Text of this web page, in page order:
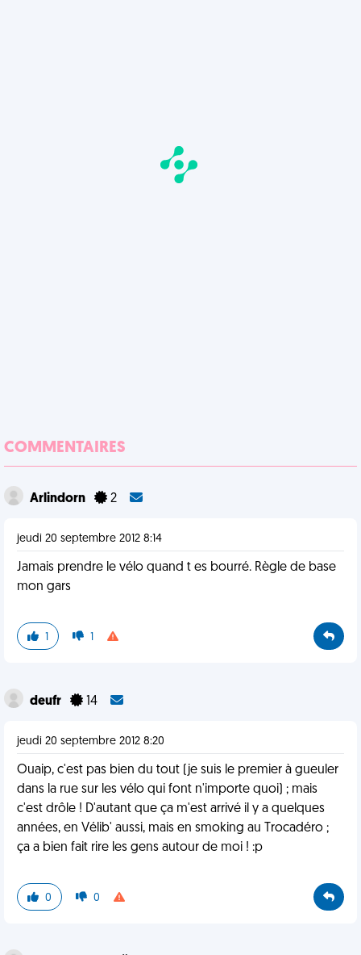
COMMENTAIRES
Arlindorn 2
jeudi 20 septembre 2012 8:14
Jamais prendre le vélo quand t es bourré. Règle de base
mon gars
1 1
deufr 14
jeudi 20 septembre 2012 8:20
Ouaip, c'est pas bien du tout (je suis le premier à gueuler
dans la rue sur les vélo qui font n'importe quoi) ; mais
c'est drôle ! D'autant que ça m'est arrivé il y a quelques
années, en Vélib' aussi, mais en smoking au Trocadéro ;
ça a bien fait rire les gens autour de moi ! :p
0 0